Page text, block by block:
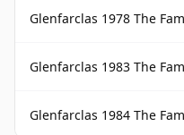
Glenfarclas 1978 The
Glenfarclas 1983 The
Glenfarclas 1984 The